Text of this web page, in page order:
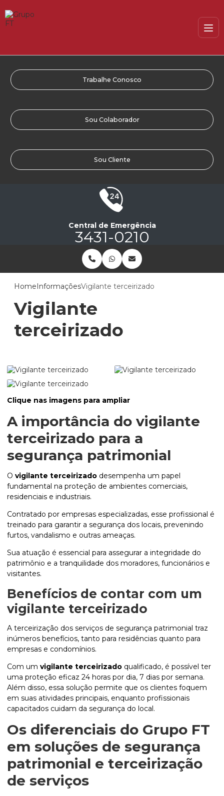
Trabalhe Conosco
Sou Colaborador
Sou Cliente
Central de Emergência
3431-0210
HomeInformaçõesVigilante terceirizado
Vigilante
terceirizado
Clique nas imagens para ampliar
A importância do vigilante
terceirizado para a
segurança patrimonial
O vigilante terceirizado desempenha um papel
fundamental na proteção de ambientes comerciais,
residenciais e industriais.
Contratado por empresas especializadas, esse profissional é
treinado para garantir a segurança dos locais, prevenindo
furtos, vandalismo e outras ameaças.
Sua atuação é essencial para assegurar a integridade do
patrimônio e a tranquilidade dos moradores, funcionários e
visitantes.
Benefícios de contar com um
vigilante terceirizado
A terceirização dos serviços de segurança patrimonial traz
inúmeros benefícios, tanto para residências quanto para
empresas e condomínios.
Com um vigilante terceirizado qualificado, é possível ter
uma proteção eficaz 24 horas por dia, 7 dias por semana.
Além disso, essa solução permite que os clientes foquem
em suas atividades principais, enquanto profissionais
capacitados cuidam da segurança do local.
Os diferenciais do Grupo FT
em soluções de segurança
patrimonial e terceirização
de serviços